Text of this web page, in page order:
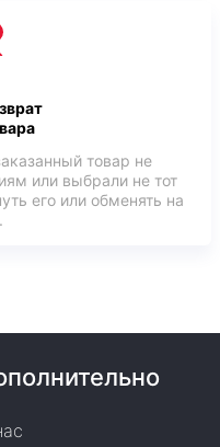
товар не
или выбрали не тот
его или обменять на